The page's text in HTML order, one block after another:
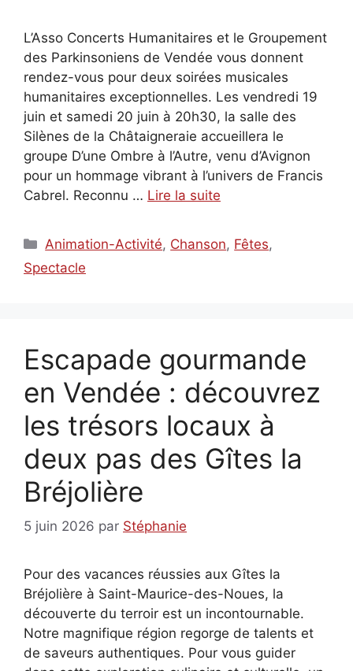
L’Asso Concerts Humanitaires et le Groupement
des Parkinsoniens de Vendée vous donnent
rendez-vous pour deux soirées musicales
humanitaires exceptionnelles. Les vendredi 19
juin et samedi 20 juin à 20h30, la salle des
Silènes de la Châtaigneraie accueillera le
groupe D’une Ombre à l’Autre, venu d’Avignon
pour un hommage vibrant à l’univers de Francis
Cabrel. Reconnu … Lire la suite
Catégories
Animation-Activité, Chanson, Fêtes,
Spectacle
Escapade gourmande
en Vendée : découvrez
les trésors locaux à
deux pas des Gîtes la
Bréjolière
5 juin 2026 par Stéphanie
Pour des vacances réussies aux Gîtes la
Bréjolière à Saint-Maurice-des-Noues, la
découverte du terroir est un incontournable.
Notre magnifique région regorge de talents et
de saveurs authentiques. Pour vous guider